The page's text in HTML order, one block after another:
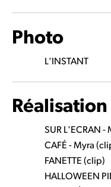
Photo
L'INSTANT
Réalisation
SUR L'ECRAN -
CAFÉ - Myra
FANETTE (clip)
HALLOWEEN